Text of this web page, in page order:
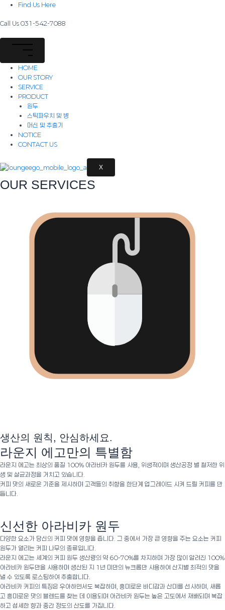
츠
뛰
Find Us Here
Call Us 031-542-7088
HOME
OUR STORY
SERVICE
PRODUCT
원두
스틱파우치 및 병
머신 및 추출기
NOTICE
CONTACT US
X
OUR SERVICES
생산의 원칙, 안심하세요.
라운지 에고만의 특별함
라운지 에고는 최상의 품질 100% 아라비카 원두를 사용, 위생적이며 생산공정 별 철저한 위
생 및 살균과정을 거치고 있습니다.
커피 맛의 새로운 기준을 제시하며 고객들의 취향을 한단계 업그레이드 시켜 드릴 커피를 만
듭니다.
신선한 아라비카 원두
다양한 요소가 당신의 커피 맛에 영향을 줍니다. 그 중에서 가장 큰 영향을 주는 요소는 커피
원두가 열리는 커피 나무의 종류입니다.
라운지 에고는 세계의 커피 원두 생산량의 약 60-70%를 차지하며 가장 많이 알려진 100%
아라비카 원두만을 사용하며 생산된 지 1년 미만의 뉴크롭만 사용하여 산지별 최적의 맛을
낼 수 있도록 로스팅하여 추출합니다.
아라비카 커피의 특징은 우아하면서도 복잡하며, 흥미로운 바디감과 산미를 선사하며, 새롭
고 흥미로운 맛의 블렌드를 찾는 데 이용되며 아라비카 원두는 높은 고도에서 재배되며 복잡
하고 섬세한 향과 중간 정도의 산도를 가집니다.